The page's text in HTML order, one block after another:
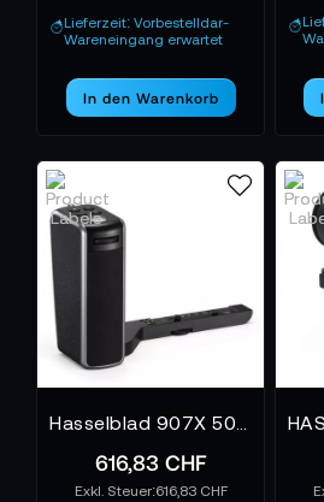
Lieferzeit: Vorbestelldar-
Wareneingang erwartet
In den Warenkorb
616,83 CHF
616,83 CHF